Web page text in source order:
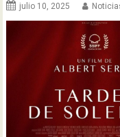
julio 10, 2025